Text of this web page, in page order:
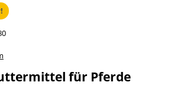
für Pferde